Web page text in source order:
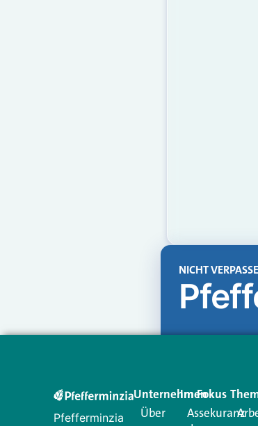
NICHT
Pfefferminzia
Unternehmen
Über
Im Fokus
Assekuranz